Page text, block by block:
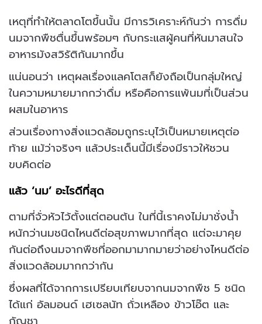
เหตุที่ทำให้ตลาดโตขึ้นนั้น มีการวิเคราะห์กันว่า การดื่ม
นมจากพืชตื่นขึ้นพร้อมๆ กับกระแสผู้คนที่หันมาสนใจ
อาหารมังสวิรัติกันมากขึ้น
แน่นอนว่า เหตุผลเรื่องแลคโตสก็ยังถือเป็นกลุ่มใหญ่
ในความหมายมากกว่าดื่ม หรือคือการแพ้นมที่เป็นส่วน
ผสมในอาหาร
ส่วนเรื่องทางสิ่งแวดล้อมถูกระบุไว้เป็นหมายเหตุต่อ
ท้าย แม้ว่าจริงๆ แล้วประเด็นนี้มีเรื่องมีราวให้ชวน
ขบคิดต่อ
แล้ว ‘นม’ อะไรดีที่สุด
ตามที่จั่วหัวไว้ตั้งแต่ตอนต้น ในที่นี้เราคงไม่มาชั่งน้ำ
หนักว่านมชนิดไหนดีต่อสุขภาพมากที่สุด แต่จะมาคุย
กันต่อถึงนมจากพืชที่ออกมามากมายว่าอย่างไหนดีต่อ
สิ่งแวดล้อมมากกว่ากัน
ซึ่งผลที่ได้จากการเปรียบเทียบจากนมจากพืช 5 ชนิด
ได้แก่ อัลมอนด์ เฮเซลนัท ถั่วเหลือง ข้าวโอ๊ต และ